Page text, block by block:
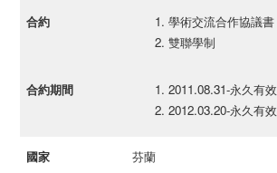
學術交流合作協議書
雙聯學制
2011.08.31-永久有效
2012.03.20-永久有效
芬蘭